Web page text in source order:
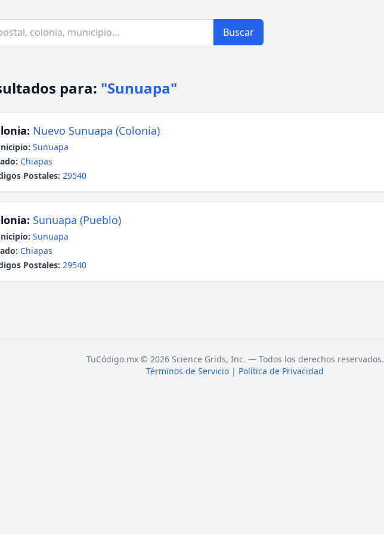
Buscar
para: "Sunuapa"
Nuevo Sunuapa (Colonia)
Sunuapa
Chiapas
Postales: 29540
Sunuapa (Pueblo)
Sunuapa
Chiapas
Postales: 29540
TuCódigo.mx © 2026 Science Grids, Inc. — Todos los derechos reservados.
Términos de Servicio | Política de Privacidad